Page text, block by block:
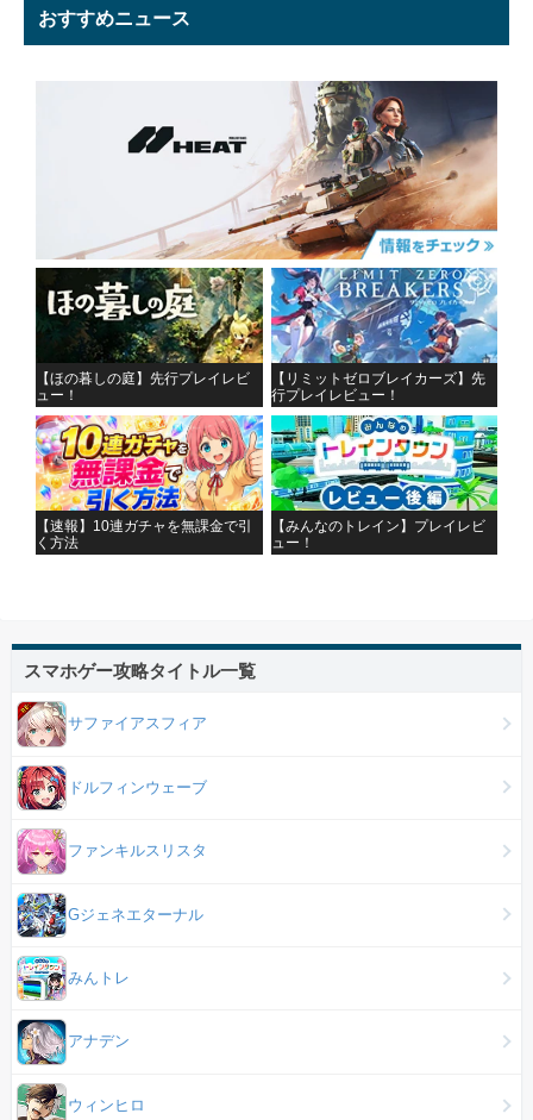
おすすめニュース
【ほの暮しの庭】先行プレイレビ
ュー！
【リミットゼロブレイカーズ】先
行プレイレビュー！
【速報】10連ガチャを無課金で引
く方法
【みんなのトレイン】プレイレビ
ュー！
スマホゲー攻略タイトル一覧
サファイアスフィア
ドルフィンウェーブ
ファンキルスリスタ
Gジェネエターナル
みんトレ
アナデン
ウィンヒロ